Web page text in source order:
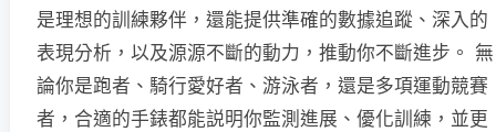
是理想的訓練夥伴，還能提供準確的數據追蹤、深入的
表現分析，以及源源不斷的動力，推動你不斷進步。 無
論你是跑者、騎行愛好者、游泳者，還是多項運動競賽
者，合適的手錶都能説明你監測進展、優化訓練，並更